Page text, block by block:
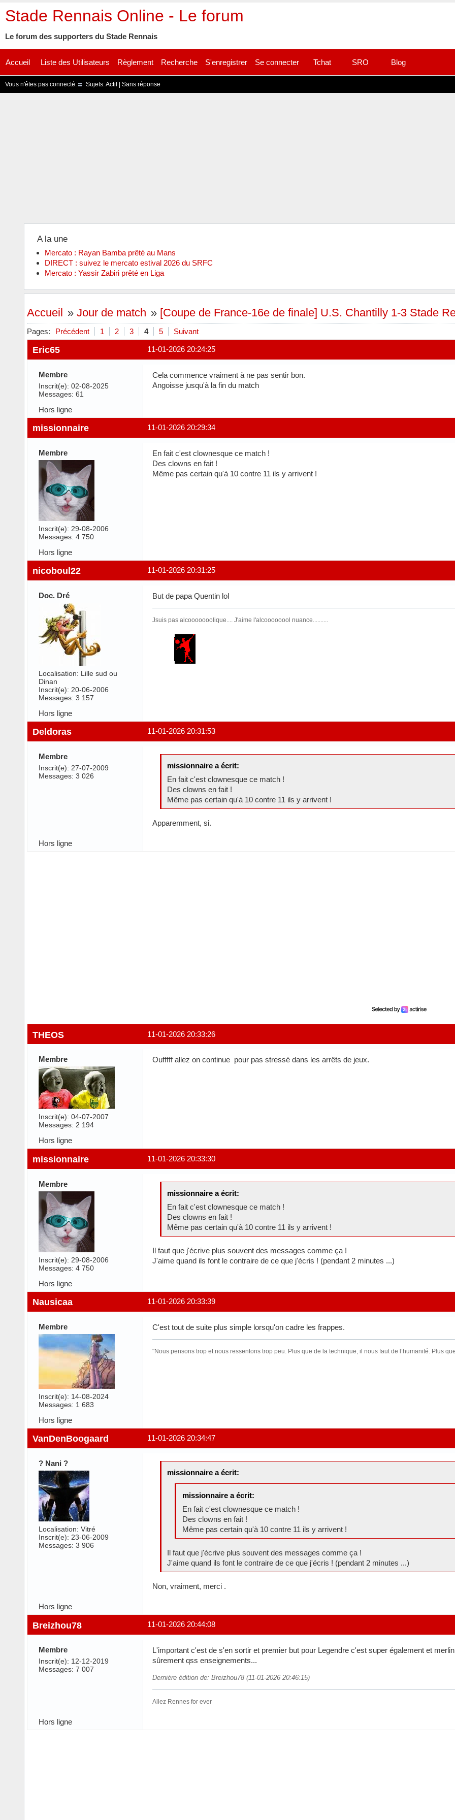
Stade Rennais Online - Le forum
Le forum des supporters du Stade Rennais
Accueil Liste des Utilisateurs Règlement Recherche S'enregistrer Se connecter Tchat SRO Blog
Vous n'êtes pas connecté. Sujets:Actif| Sans réponse
A la une
Mercato : Rayan Bamba prêté au Mans
DIRECT : suivez le mercato estival 2026 du SRFC
Mercato : Yassir Zabiri prêté en Liga
Accueil » Jour de match » [Coupe de France-16e de finale] U.S. Chantilly 1-3 Stade
Pages: Précédent 1 2 3 4 5 Suivant
11-01-2026 20:24:25
Eric65
Membre
Inscrit(e): 02-08-2025
Messages: 61
Cela commence vraiment à ne pas sentir bon.
Angoisse jusqu'à la fin du match
Hors ligne
11-01-2026 20:29:34
missionnaire
Membre
Inscrit(e): 29-08-2006
Messages: 4 750
En fait c'est clownesque ce match !
Des clowns en fait !
Même pas certain qu'à 10 contre 11 ils y arrivent !
Hors ligne
11-01-2026 20:31:25
nicoboul22
Doc. Dré
Localisation: Lille sud ou
Dinan
Inscrit(e): 20-06-2006
Messages: 3 157
But de papa Quentin lol
Jsuis pas alcooooooolique.... J'aime l'alcoooooool nuance..........
Hors ligne
11-01-2026 20:31:53
Deldoras
Membre
Inscrit(e): 27-07-2009
Messages: 3 026
missionnaire a écrit:
En fait c'est clownesque ce match !
Des clowns en fait !
Même pas certain qu'à 10 contre 11 ils y arrivent !
Apparemment, si.
Hors ligne
11-01-2026 20:33:26
THEOS
Membre
Inscrit(e): 04-07-2007
Messages: 2 194
Oufffff allez on continue pour pas stressé dans les arrêts de jeux.
Hors ligne
11-01-2026 20:33:30
missionnaire
Membre
Inscrit(e): 29-08-2006
Messages: 4 750
missionnaire a écrit:
En fait c'est clownesque ce match !
Des clowns en fait !
Même pas certain qu'à 10 contre 11 ils y arrivent !
Il faut que j'écrive plus souvent des messages comme ça !
J'aime quand ils font le contraire de ce que j'écris ! (pendant 2 minutes ...)
Hors ligne
11-01-2026 20:33:39
Nausicaa
Membre
Inscrit(e): 14-08-2024
Messages: 1 683
C'est tout de suite plus simple lorsqu'on cadre les frappes.
"Nous pensons trop et nous ressentons trop peu. Plus que de la technique, il nous faut de l’humanité. Plus
Hors ligne
11-01-2026 20:34:47
VanDenBoogaard
? Nani ?
Localisation: Vitré
Inscrit(e): 23-06-2009
Messages: 3 906
missionnaire a écrit:
missionnaire a écrit:
En fait c'est clownesque ce match !
Des clowns en fait !
Même pas certain qu'à 10 contre 11 ils y arrivent !
Il faut que j'écrive plus souvent des messages comme ça !
J'aime quand ils font le contraire de ce que j'écris ! (pendant 2 minutes ...)
Non, vraiment, merci .
Hors ligne
11-01-2026 20:44:08
Breizhou78
Membre
Inscrit(e): 12-12-2019
Messages: 7 007
L'important c'est de s'en sortir et premier but pour Legendre c'est super également et
sûrement qss enseignements...
Dernière édition de: Breizhou78 (11-01-2026 20:46:15)
Allez Rennes for ever
Hors ligne